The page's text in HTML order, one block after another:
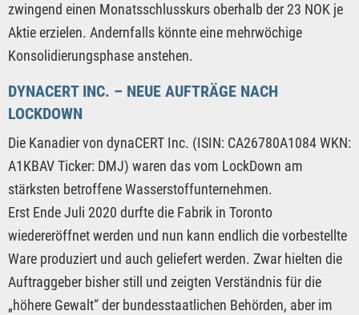
zwingend einen Monatsschlusskurs oberhalb der 23 NOK je
Aktie erzielen. Andernfalls könnte eine mehrwöchige
Konsolidierungsphase anstehen.
DYNACERT INC. – NEUE AUFTRÄGE NACH
LOCKDOWN
Die Kanadier von dynaCERT Inc. (ISIN: CA26780A1084 WKN:
A1KBAV Ticker: DMJ) waren das vom LockDown am
stärksten betroffene Wasserstoffunternehmen.
Erst Ende Juli 2020 durfte die Fabrik in Toronto
wiedereröffnet werden und nun kann endlich die vorbestellte
Ware produziert und auch geliefert werden. Zwar hielten die
Auftraggeber bisher still und zeigten Verständnis für die
„höhere Gewalt“ der bundesstaatlichen Behörden, aber im